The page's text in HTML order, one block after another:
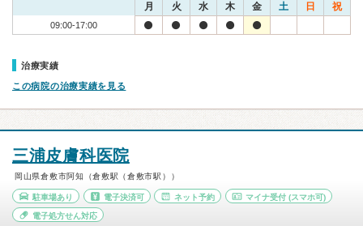
月 火 水 木 金 土 日 祝
09:00-17:00
治療実績
この病院の治療実績を見る
三浦皮膚科医院
岡山県倉敷市阿知（倉敷駅（倉敷市駅））
駐車場あり 電子決済可 ネット予約 マイナ受付 (スマホ可)
電子処方せん対応